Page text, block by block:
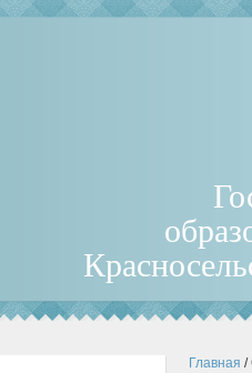
Главная /